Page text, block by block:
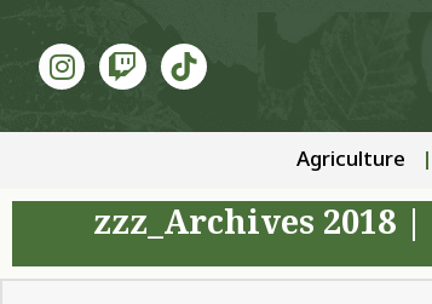
Agriculture
zzz_Archives 2018|